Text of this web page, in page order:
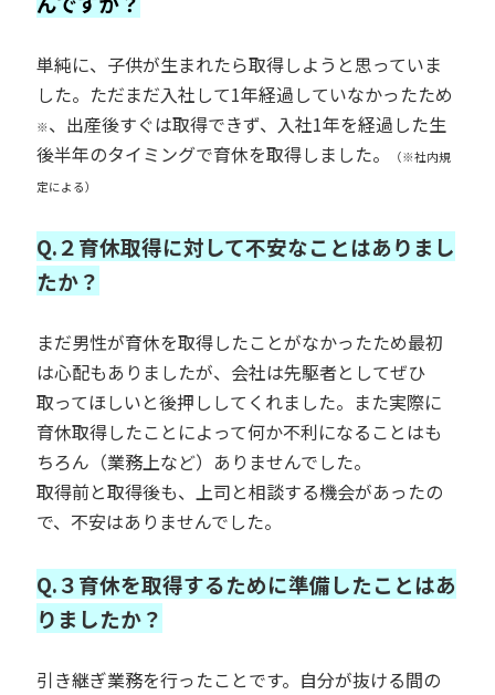
単純に、子供が生まれたら取得しようと思っていま
した。ただまだ入社して1年経過していなかったため
※ 、出産後すぐは取得できず、入社1年を経過した生
後半年のタイミングで育休を取得しました。
（※社内規
定による）
Q.２育休取得に対して不安なことはありまし
たか？
まだ男性が育休を取得したことがなかったため最初
は心配もありましたが、会社は先駆者としてぜひ
取ってほしいと後押ししてくれました。また実際に
育休取得したことによって何か不利になることはも
ちろん（業務上など）ありませんでした。
取得前と取得後も、上司と相談する機会があったの
で、不安はありませんでした。
Q.３育休を取得するために準備したことはあ
りましたか？
引き継ぎ業務を行ったことです。自分が抜ける間の